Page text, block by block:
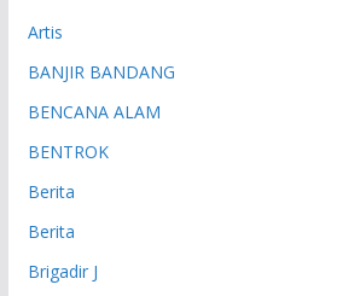
Artis
BANJIR BANDANG
BENCANA ALAM
BENTROK
Berita
Berita
Brigadir J